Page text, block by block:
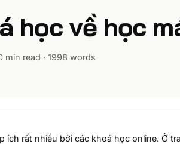
học về học
min read ·1998 words
ích rất nhiều bởi các khoá học online. Ở